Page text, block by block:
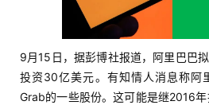
9月15日，据彭博社报道，阿里巴巴
投资30亿美元。有知情人消息称阿
Grab的一些股份。这可能是继2016